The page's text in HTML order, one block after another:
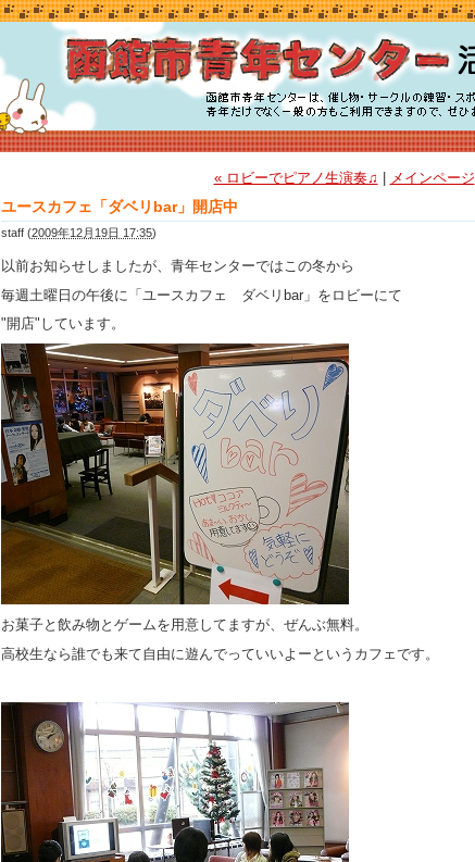
« ロビーでピアノ生演奏♫ メインページ
ユースカフェ「ダベリbar」開店中
staff (2009年12月19日 17:35)
以前お知らせしましたが、青年センターではこの冬から
毎週土曜日の午後に「ユースカフェ ダベリbar」をロビーにて
"開店"しています。
お菓子と飲み物とゲームを用意してますが、ぜんぶ無料。
高校生なら誰でも来て自由に遊んでっていいよーというカフェです。